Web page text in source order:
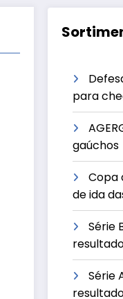
para
gaúchos
Copa
de ida
Série
Série